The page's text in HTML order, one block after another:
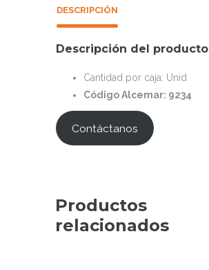
DESCRIPCIÓN
Descripción del producto
Cantidad por caja: Unid
Código Alcemar: 9234
Contáctanos
Productos
relacionados